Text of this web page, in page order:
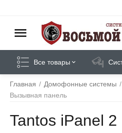
Все товары
Главная / Домофонные системы /
Вызывная панель
Tantos iPanel